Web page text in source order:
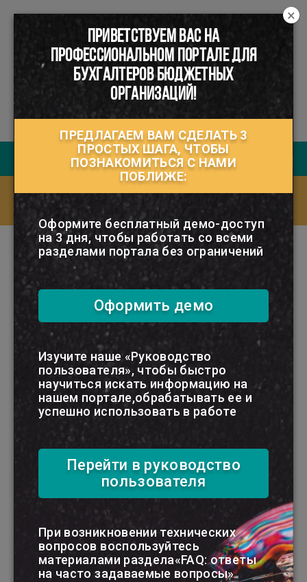
☰
Руководство пользователя
Ответы на часто задаваемые вопросы
(FAQ)
Найти
×
ПРИВЕТСТВУЕМ ВАС НА
ПРОФЕССИОНАЛЬНОМ ПОРТАЛЕ ДЛЯ
БУХГАЛТЕРОВ БЮДЖЕТНЫХ
ОРГАНИЗАЦИЙ!
ПРЕДЛАГАЕМ ВАМ СДЕЛАТЬ 3
ПРОСТЫХ ШАГА, ЧТОБЫ
ПОЗНАКОМИТЬСЯ С НАМИ
ПОБЛИЖЕ:
Оформите бесплатный демо-доступ
на 3 дня, чтобы работать со всеми
разделами портала без ограничений
Оформить демо
Изучите наше «Руководство
пользователя», чтобы быстро
научиться искать информацию на
нашем портале,обрабатывать ее и
успешно использовать в работе
Перейти в руководство
пользователя
При возникновении технических
вопросов воспользуйтесь
материалами раздела«FAQ: ответы
на часто задаваемые вопросы»